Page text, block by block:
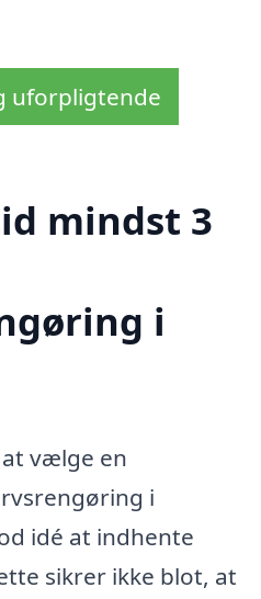
uforpligtende
mindst 3
i
vælge en
i
idé at indhente
sikrer ikke blot, at